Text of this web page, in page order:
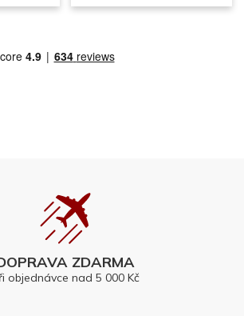
ZDARMA
objednávce nad 5 000 Kč